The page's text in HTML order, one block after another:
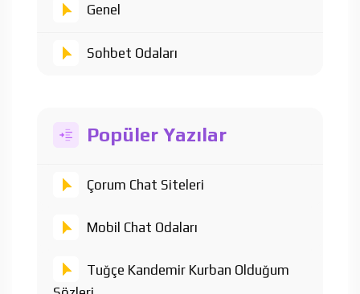
Genel
Sohbet Odaları
Popüler Yazılar
Çorum Chat Siteleri
Mobil Chat Odaları
Tuğçe Kandemir Kurban Olduğum